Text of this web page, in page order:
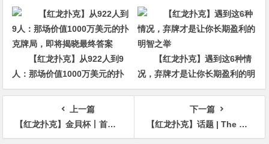
就赢走1000万刀！
打不过了
【红龙扑克】从922人到9
人：那场价值1000万美元的扑
克牌局，即将揭晓最终答案
【红龙扑克】遇到这6种情
况，弃牌才是让你长期盈利的明
智之举
上一篇
【红龙扑克】金貝杯丨首日赛事单日德州扑克锦标赛77人次参赛 逍遥气势如虹爽夺冠军奖杯！
下一篇
【红龙扑克】话题 | The Big Game：新一季10集将于5月 10日首播